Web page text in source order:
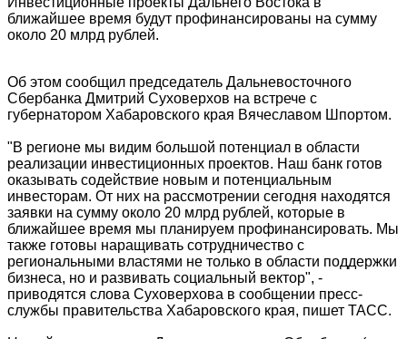
ближайшее время будут профинансированы на сумму
около 20 млрд рублей.
Об этом сообщил председатель Дальневосточного
Сбербанка Дмитрий Суховерхов на встрече с
губернатором Хабаровского края Вячеславом Шпортом.
"В регионе мы видим большой потенциал в области
реализации инвестиционных проектов. Наш банк готов
оказывать содействие новым и потенциальным
инвесторам. От них на рассмотрении сегодня находятся
заявки на сумму около 20 млрд рублей, которые в
ближайшее время мы планируем профинансировать. Мы
также готовы наращивать сотрудничество с
региональными властями не только в области поддержки
бизнеса, но и развивать социальный вектор", -
приводятся слова Суховерхова в сообщении пресс-
службы правительства Хабаровского края, пишет ТАСС.